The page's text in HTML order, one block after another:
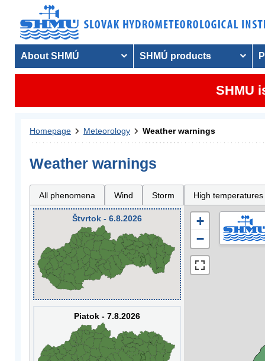
About SHMÚ SHMÚ products
SHMU
Homepage Meteorology Weather warnings
Weather warnings
All phenomena Wind Storm High temperatures
Štvrtok - 6.8.2026
Piatok - 7.8.2026
+
−